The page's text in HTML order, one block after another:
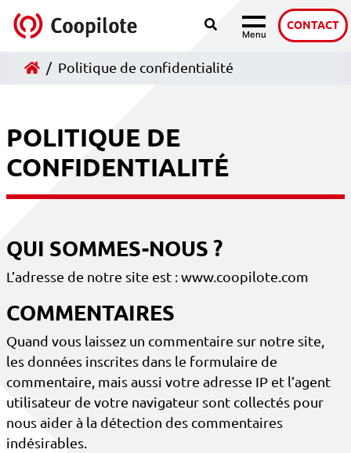
Accéder au contenu Recherche
MenuNavigation
CONTACT
AccueilPolitique de confidentialité
POLITIQUE DE
CONFIDENTIALITÉ
QUI SOMMES-NOUS ?
L’adresse de notre site est : www.coopilote.com
COMMENTAIRES
Quand vous laissez un commentaire sur notre site,
les données inscrites dans le formulaire de
commentaire, mais aussi votre adresse IP et l’agent
utilisateur de votre navigateur sont collectés pour
nous aider à la détection des commentaires
indésirables.